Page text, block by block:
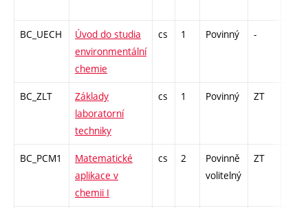
BC_UECH
Úvod do studia
environmentální
chemie
cs 1 Povinný -
BC_ZLT
Základy
laboratorní
techniky
cs 1 Povinný ZT
BC_PCM1
Matematické
aplikace v
chemii I
cs 2
Povinně
volitelný
ZT